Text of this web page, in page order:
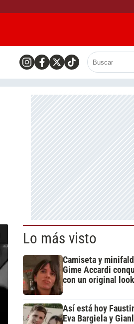
Lo más visto
Camiseta y
Gime Accardi
con un original
Así está hoy
Eva Bargiela y